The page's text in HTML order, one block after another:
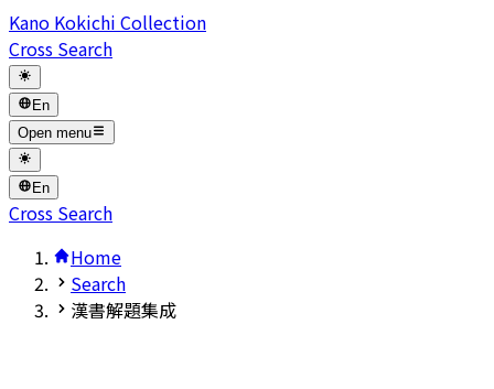
Kano Kokichi Collection
Cross Search
En
Open menu
En
Cross Search
Home
Search
漢書解題集成